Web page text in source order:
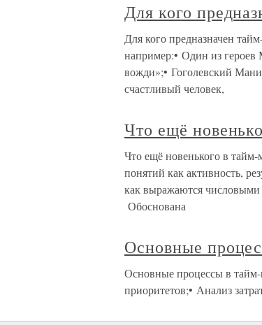
Для кого
Для кого предназначен
например:• Один из героев
вожди»;• Гоголевский
счастливый человек,
Что ещё
Что ещё новенького в
понятий как активность,
как выражаются числовыми
Обоснована
Основные
Основные процессы в
приоритетов;• Анализ